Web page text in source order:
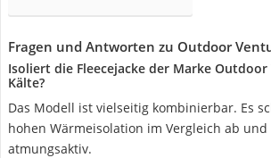
Fragen und Antworten zu Outdoor
Isoliert die Fleecejacke der Marke
Kälte?
Das Modell ist vielseitig kombinierbar. Es
hohen Wärmeisolation im Vergleich ab
atmungsaktiv.